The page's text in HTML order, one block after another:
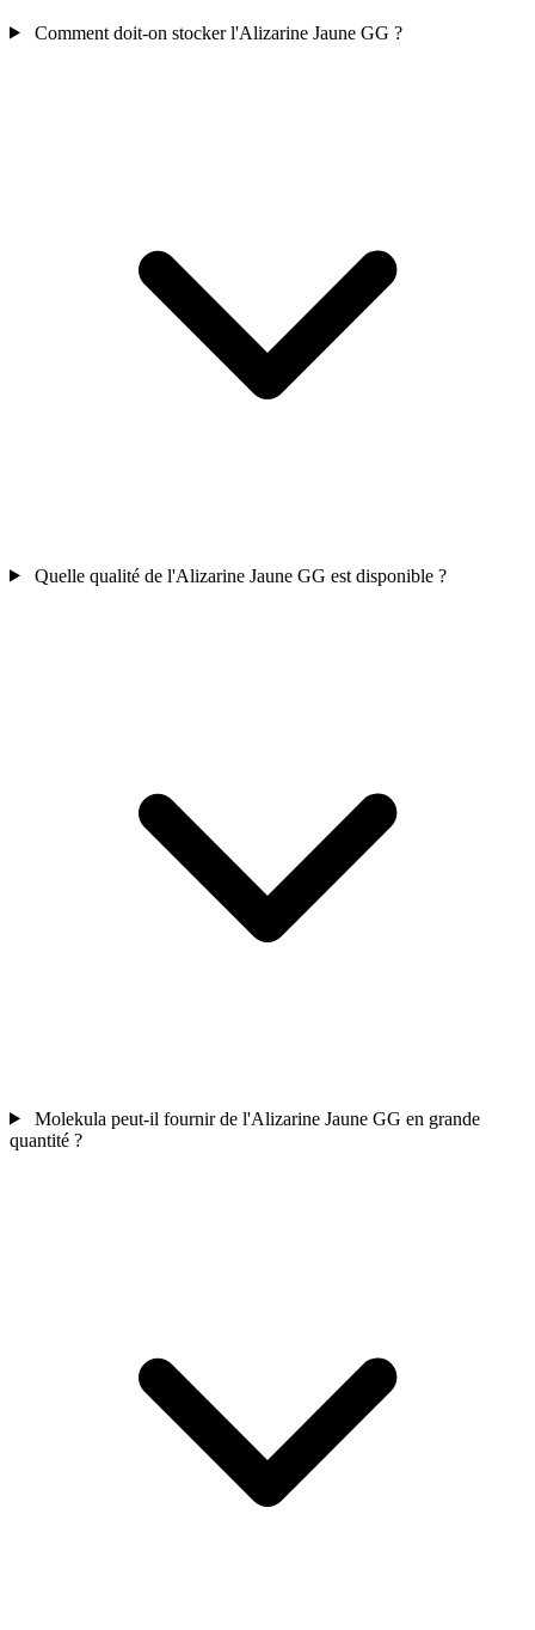
Comment doit-on stocker l'Alizarine Jaune GG ?
Quelle qualité de l'Alizarine Jaune GG est disponible ?
Molekula peut-il fournir de l'Alizarine Jaune GG en grande
quantité ?